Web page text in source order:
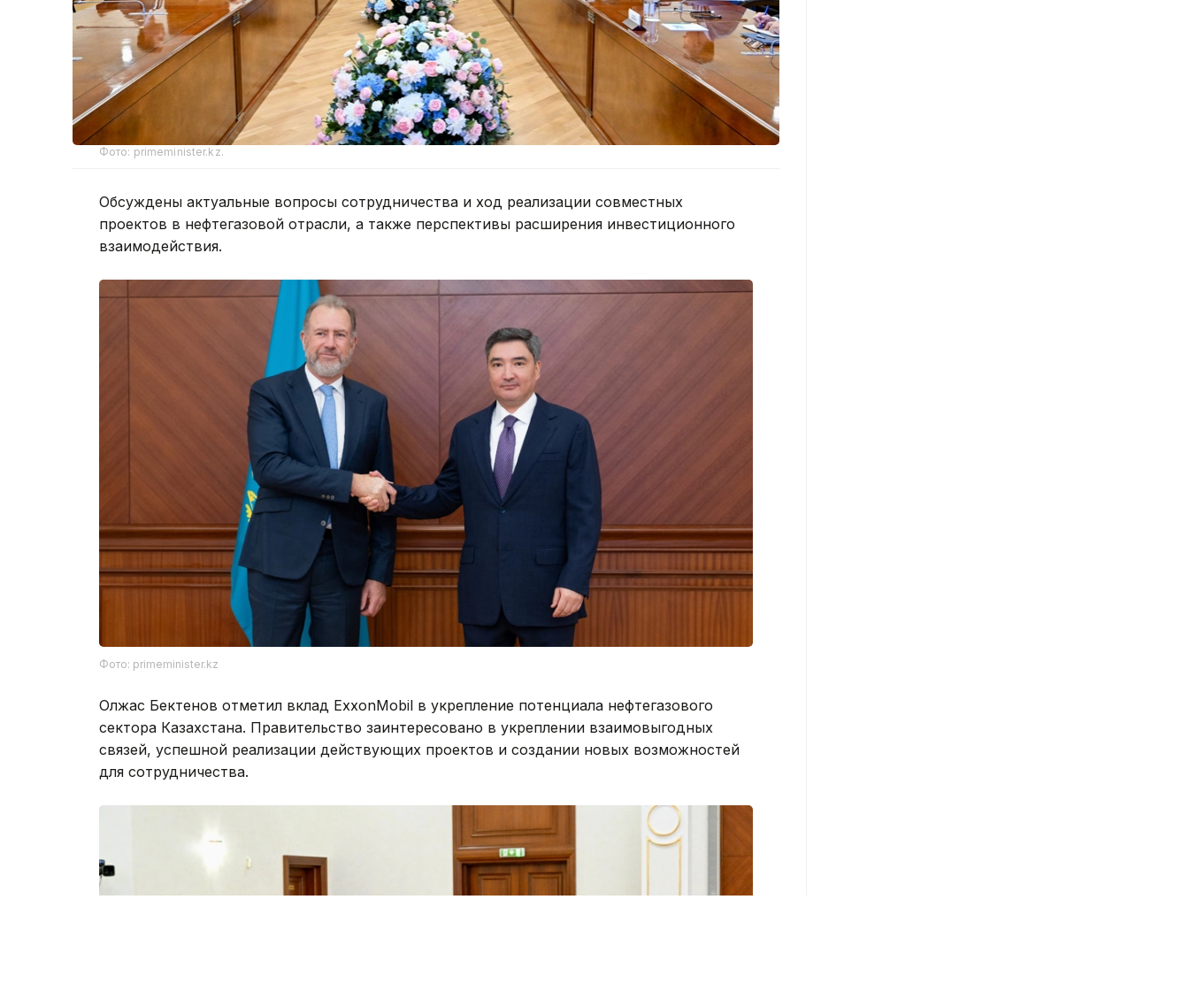
Фото: primeminister.kz.
Обсуждены актуальные вопросы сотрудничества и ход реализации совместных
проектов в нефтегазовой отрасли, а также перспективы расширения инвестиционного
взаимодействия.
Фото: primeminister.kz
Олжас Бектенов отметил вклад ExxonMobil в укрепление потенциала нефтегазового
сектора Казахстана. Правительство заинтересовано в укреплении взаимовыгодных
связей, успешной реализации действующих проектов и создании новых возможностей
для сотрудничества.